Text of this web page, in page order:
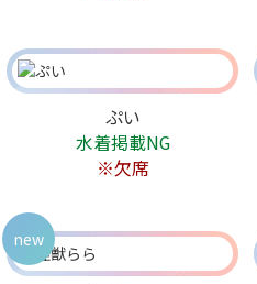
ぷい
水着掲載NG
※欠席
new